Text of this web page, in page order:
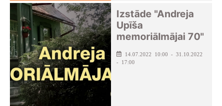
Izstāde "Andreja
Upīša
memoriālmājai 70"
14.07.2022 10:00 - 31.10.2022
- 17:00